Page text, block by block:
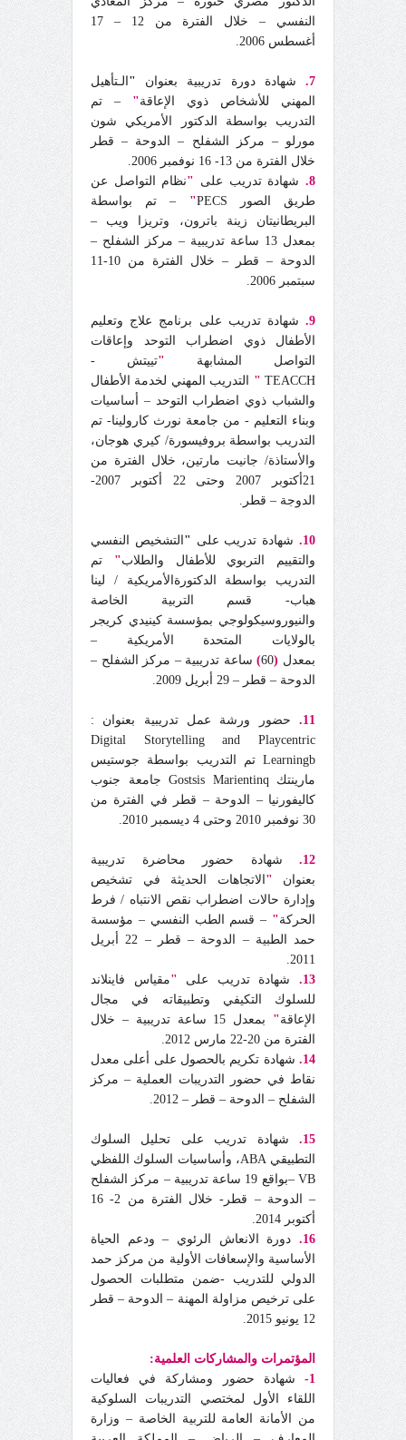
النفسي – خلال الفترة من 12 – 17
أغسطس 2006.
7. شهادة دورة تدريبية بعنوان " الـتأهيل
المهني للأشخاص ذوي الإعاقة" – تم
التدريب بواسطة الدكتور الأمريكي شون
مورلو – مركز الشفلح – الدوحة – قطر
خلال الفترة من 13- 16 نوفمبر 2006.
8. شهادة تدريب على "نظام التواصل عن
طريق الصور PECS
" – تم بواسطة
البريطانيتان زينة باترون، وتريزا ويب –
بمعدل 13 ساعة تدريبية – مركز الشفلح –
الدوحة – قطر – خلال الفترة من 10-11
سبتمبر 2006.
9.
شهادة تدريب على برنامج علاج وتعليم
الأطفال ذوي اضطراب التوحد وإعاقات
التواصل المشابهة "تييتش -
TEACCH
" التدريب المهني لخدمة الأطفال
والشباب ذوي اضطراب التوحد – أساسيات
وبناء التعليم - من جامعة نورث كارولينا- تم
التدريب بواسطة بروفيسورة/ كيري هوجان،
والأستاذة/ جانيت مارتين، خلال الفترة من
21أكتوبر 2007 وحتى 22 أكتوبر 2007-
الدوجة – قطر.
10. شهادة تدريب على " التشخيص النفسي
والتقييم التربوي للأطفال والطلاب" تم
التدريب بواسطة الدكتورةالأمريكية / لينا
هباب- قسم التربية الخاصة
والنيوروسيكولوجي بمؤسسة كينيدي كريجر
بالولايات المتحدة الأمريكية –
بمعدل (
60
)ساعة تدريبية – مركز الشفلح –
الدوحة – قطر – 29 أبريل 2009.
11.
حضور ورشة عمل تدريبية بعنوان :
Digital Storytelling and Playcentric
Learningb
تم التدريب بواسطة جوستيس
مارينتك Gostsis Marientinq جامعة جنوب
كاليفورنيا – الدوحة – قطر في الفترة من
30 نوفمبر 2010 وحتى 4 ديسمبر 2010.
12.
شهادة حضور محاضرة تدريبية
بعنوان " الاتجاهات الحديثة في تشخيص
وإدارة حالات اضطراب نقص الانتباه / فرط
الحركة" – قسم الطب النفسي – مؤسسة
حمد الطبية – الدوحة – قطر – 22 أبريل
2011.
13. شهادة تدريب على "مقياس فاينلاند
للسلوك التكيفي وتطبيقاته في مجال
الإعاقة"
بمعدل 15 ساعة تدريبية – خلال
الفترة من 20-22 مارس 2012.
14.
شهادة تكريم بالحصول على أعلى معدل
نقاط في حضور التدريبات العملية – مركز
الشفلح – الدوحة – قطر – 2012.
15.
شهادة تدريب على تحليل السلوك
التطبيقي ABA، وأساسيات السلوك اللفظي
VB –بواقع 19 ساعة تدريبية – مركز الشفلح
– الدوحة – قطر- خلال الفترة من 2- 16
أكتوبر 2014.
16.
دورة الانعاش الرئوي – ودعم الحياة
الأساسية والإسعافات الأولية من مركز حمد
الدولي للتدريب -ضمن متطلبات الحصول
على ترخيص مزاولة المهنة – الدوحة – قطر
12 يونيو 2015.
المؤتمرات والمشاركات العلمية:
1-
شهادة حضور ومشاركة في فعاليات
اللقاء الأول لمختصي التدريبات السلوكية
من الأمانة العامة للتربية الخاصة – وزارة